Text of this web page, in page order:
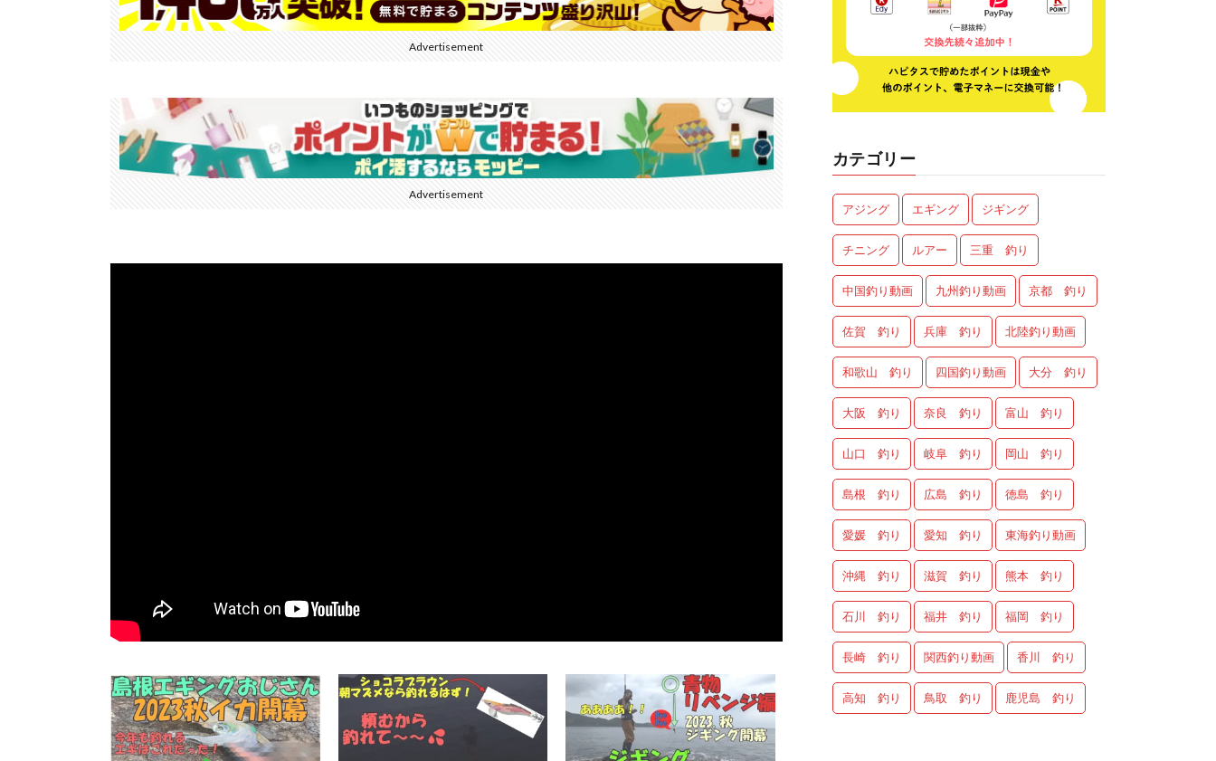
Advertisement
Advertisement
カテゴリー
アジング エギング ジギング
チニング ルアー 三重 釣り
中国釣り動画 九州釣り動画 京都 釣り
佐賀 釣り 兵庫 釣り 北陸釣り動画
和歌山 釣り 四国釣り動画 大分 釣り
大阪 釣り 奈良 釣り 富山 釣り
山口 釣り 岐阜 釣り 岡山 釣り
島根 釣り 広島 釣り 徳島 釣り
愛媛 釣り 愛知 釣り 東海釣り動画
沖縄 釣り 滋賀 釣り 熊本 釣り
石川 釣り 福井 釣り 福岡 釣り
長崎 釣り 関西釣り動画 香川 釣り
高知 釣り 鳥取 釣り 鹿児島 釣り